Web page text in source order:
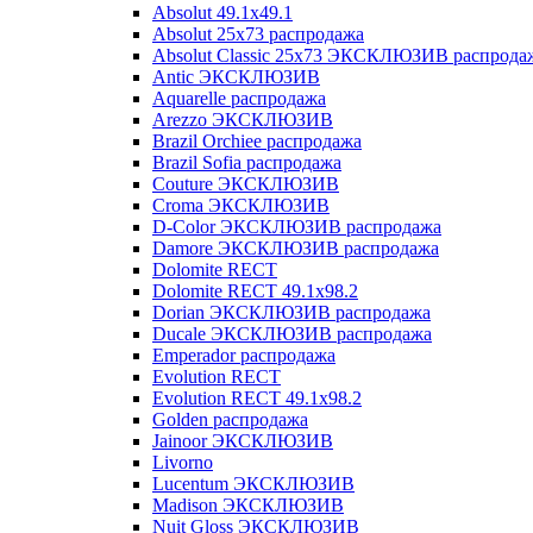
Absolut 49.1x49.1
Absolut 25x73 распродажа
Absolut Classic 25x73 ЭКСКЛЮЗИВ
Antic ЭКСКЛЮЗИВ
Aquarelle распродажа
Arezzo ЭКСКЛЮЗИВ
Brazil Orchiee распродажа
Brazil Sofia распродажа
Couture ЭКСКЛЮЗИВ
Croma ЭКСКЛЮЗИВ
D-Color ЭКСКЛЮЗИВ распродажа
Damore ЭКСКЛЮЗИВ распродажа
Dolomite RECT
Dolomite RECT 49.1x98.2
Dorian ЭКСКЛЮЗИВ распродажа
Ducale ЭКСКЛЮЗИВ распродажа
Emperador распродажа
Evolution RECT
Evolution RECT 49.1x98.2
Golden распродажа
Jainoor ЭКСКЛЮЗИВ
Livorno
Lucentum ЭКСКЛЮЗИВ
Madison ЭКСКЛЮЗИВ
Nuit Gloss ЭКСКЛЮЗИВ